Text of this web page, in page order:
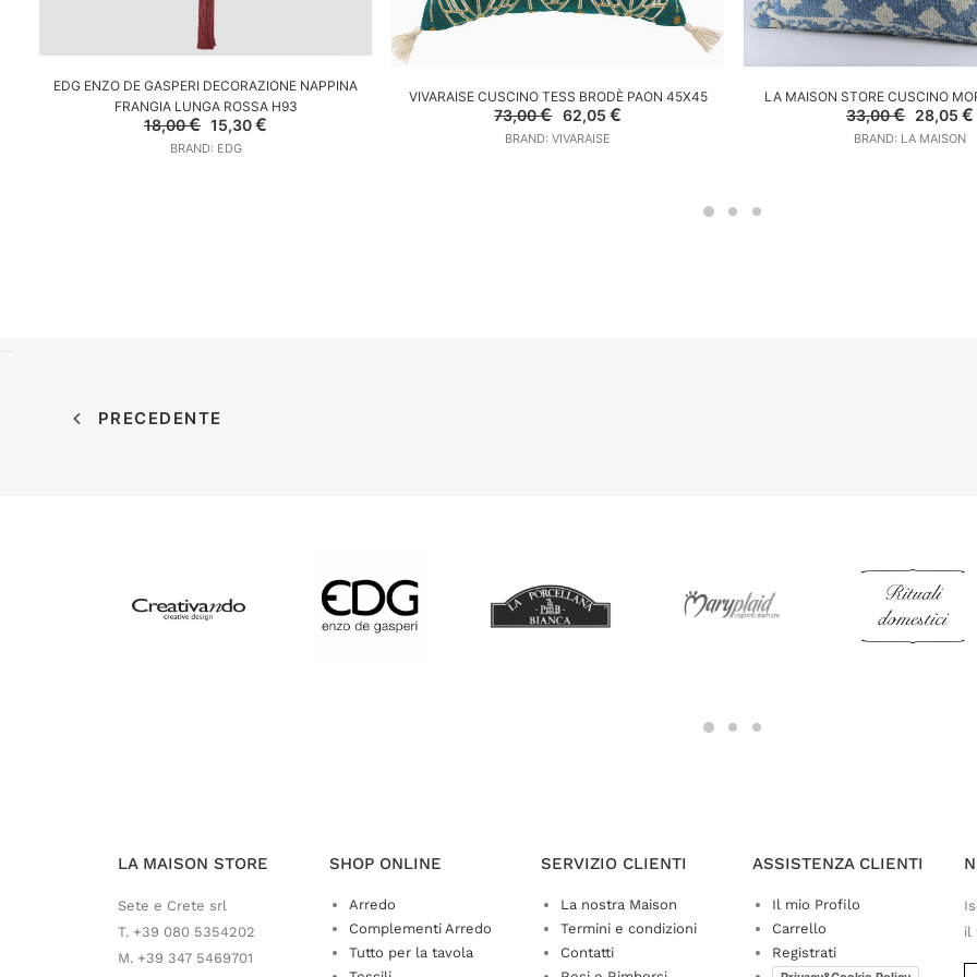
AGGIUNGI AL CARRELLO
EDG ENZO DE GASPERI DECORAZIONE NAPPINA
FRANGIA LUNGA ROSSA H93
18,00€ Il
prezzo
originale
15,30€
BRAND: EDG
AGGIUNGI AL CARRELLO
VIVARAISE CUSCINO TESS BRODÈ PAON 45X45
73,00€ Il
prezzo
originale
62,05 €Il
BRAND: VIVARAISE
AGGIUNGI AL
LA MAISON STORE CUSCINO
33,00€ Il
prezzo
originale
28,05€
BRAND: LA MAISON
PRECEDENTE
LA MAISON STORE
Sete e Crete srl
T. +39 080 5354202
M. +39 347 5469701
SHOP ONLINE
Arredo
Complementi Arredo
Tutto per la tavola
SERVIZIO CLIENTI
La nostra Maison
Termini e condizioni
Contatti
ASSISTENZA CLIENTI
Il mio Profilo
Carrello
Registrati
il